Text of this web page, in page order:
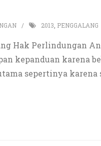
2013 PENGGALANG
Hak Perlindungan
kepanduan karena
sepertinya